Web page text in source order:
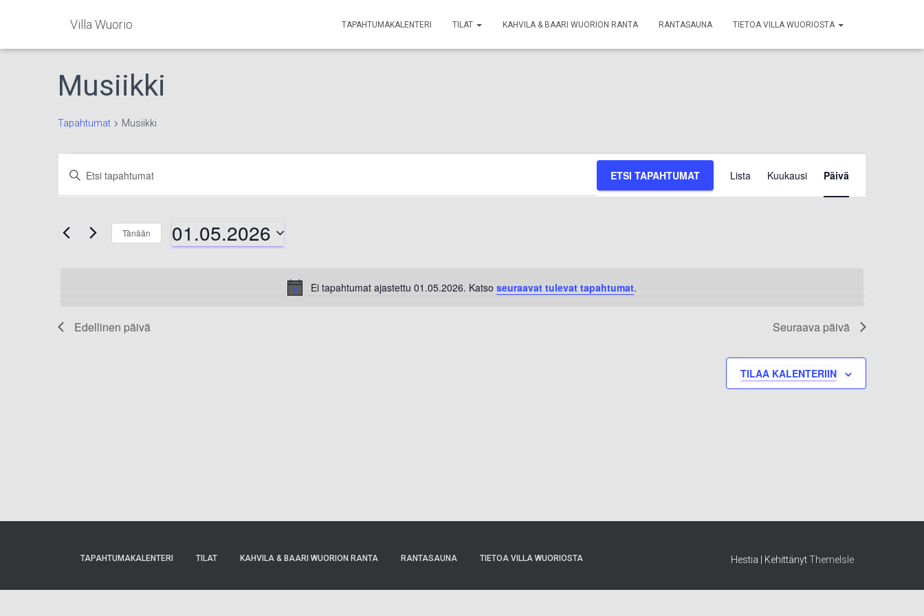
Villa Wuorio TAPAHTUMAKALENTERI TILAT KAHVILA & BAARI WUORION RANTA RANTASAUNA TIETOA VILLA WUORIOSTA
Musiikki
Tapahtumat Musiikki
Tapahtumat
01.05.2026
Notice
Ei tapahtumat ajastettu 01.05.2026. Katso seuraavat tulevat tapahtumat.
Tapahtumat
navigointi
Syötä
hakusana.
Etsi
hakusanalla.
ETSI TAPAHTUMAT
Tapahtuma
Views
Lista Kuukausi Päivä
Tänään 01.05.2026
Edellinen päivä Seuraava päivä
TILAA KALENTERIIN
TAPAHTUMAKALENTERI TILAT KAHVILA & BAARI WUORION RANTA RANTASAUNA TIETOA VILLA WUORIOSTA Hestia | KehittänytThemeIsle